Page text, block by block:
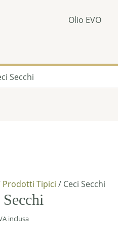
Olio EVO
Secchi
Prodotti Tipici / Ceci Secchi
inclusa